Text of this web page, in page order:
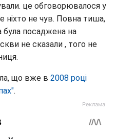
це обговорювалося у
ніхто не чув. Повна тиша,
була посаджена на
не сказали , того не
що вже в 2008 році
.